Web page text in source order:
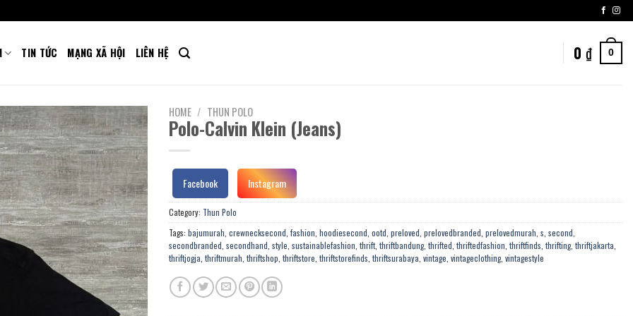
TIN TỨC MẠNG XÃ HỘI LIÊN HỆ 0₫ 0
HOME / THUN POLO
Polo-Calvin Klein (Jeans)
Facebook Instagram
Category: Thun Polo
Tags: bajumurah crewnecksecond fashion hoodiesecond ootd preloved prelovedbranded prelovedmurah s second
secondbranded secondhand style sustainablefashion thrift thriftbandung thrifted thriftedfashion thriftfinds thrifting thriftjakarta
thriftjogja thriftmurah thriftshop thriftstore thriftstorefinds thriftsurabaya vintage vintageclothing vintagestyle